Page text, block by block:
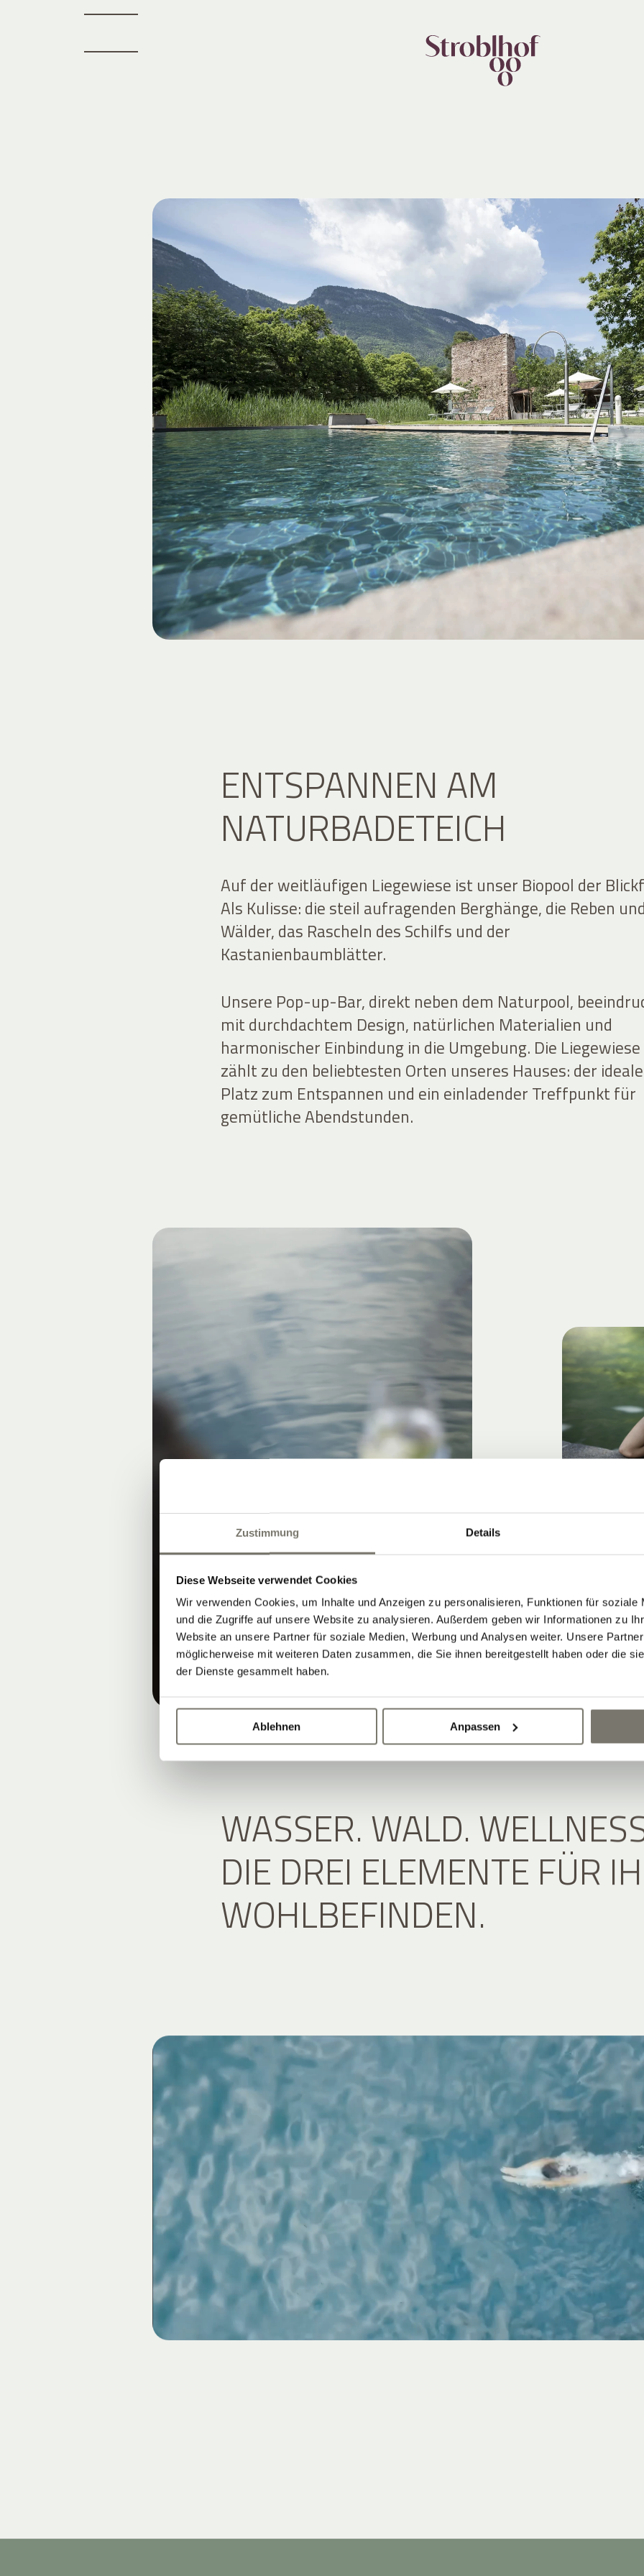
Zustimmung Details
Diese Webseite verwendet Cookies
Wir verwenden Cookies, um Inhalte und Anzeigen zu personalisieren, Funktionen für soziale
und die Zugriffe auf unsere Website zu analysieren. Außerdem geben wir Informationen zu
Website an unsere Partner für soziale Medien, Werbung und Analysen weiter. Unsere
möglicherweise mit weiteren Daten zusammen, die Sie ihnen bereitgestellt haben oder die
der Dienste gesammelt haben.
Ablehnen Anpassen
ENTSPANNEN AM
NATURBADETEICH
Auf der weitläufigen Liegewiese ist unser Biopool der
Als Kulisse: die steil aufragenden Berghänge, die Reben
Wälder, das Rascheln des Schilfs und der
Kastanienbaumblätter.
Unsere Pop-up-Bar, direkt neben dem Naturpool,
mit durchdachtem Design, natürlichen Materialien und
harmonischer Einbindung in die Umgebung. Die Liegewiese
zählt zu den beliebtesten Orten unseres Hauses: der ideale
Platz zum Entspannen und ein einladender Treffpunkt für
gemütliche Abendstunden.
WASSER. WALD.
DIE DREI ELEMENTE FÜR
WOHLBEFINDEN.